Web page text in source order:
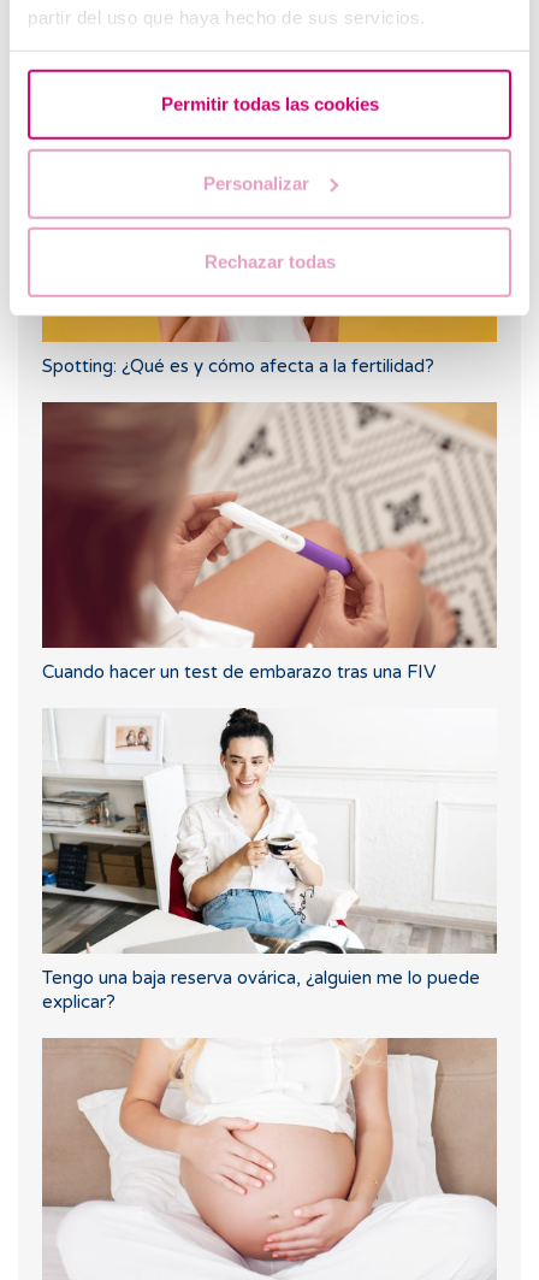
partir del uso que haya hecho de sus servicios.
Permitir todas las cookies
Personalizar
Rechazar todas
Spotting: ¿Qué es y cómo afecta a la fertilidad?
Cuando hacer un test de embarazo tras una FIV
Tengo una baja reserva ovárica, ¿alguien me lo puede
explicar?